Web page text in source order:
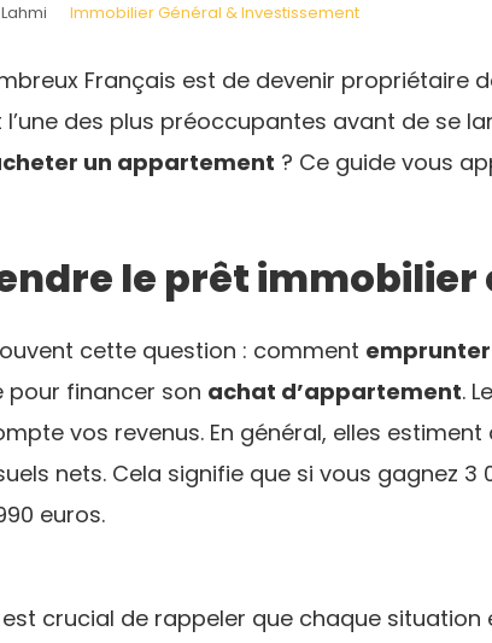
Immobilier Général & Investissement
Français est de devenir
des plus préoccupantes avant de se
un appartement ? Ce guide vous
le prêt immobilier
cette question : comment emprunter
pour financer son achat d’appartement.
vos revenus. En général, elles estiment
nets. Cela signifie que si vous gagnez
euros.
crucial de rappeler que chaque situation